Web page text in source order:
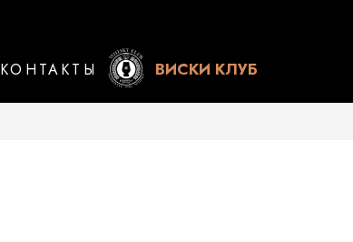
КОНТАКТЫ ВИСКИ КЛУБ